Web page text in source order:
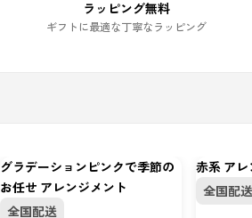
ラッピング無料
ギフトに最適な丁寧なラッピング
グラデーションピンクで季節の
お任せ アレンジメント
全国配送
赤系 アレ
全国配送